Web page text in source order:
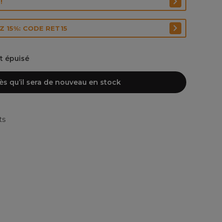
15%: CODE RET15
épuisé
qu’il sera de nouveau en stock